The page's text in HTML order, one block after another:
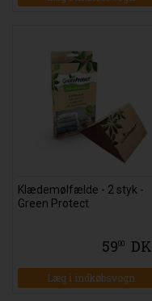
Klædemølfælde - 2 styk -
Green Protect
5900